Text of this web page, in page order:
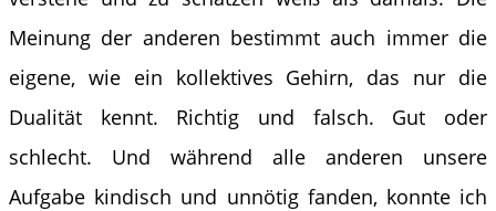
Meinung der anderen bestimmt auch immer die
eigene, wie ein kollektives Gehirn, das nur die
Dualität kennt. Richtig und falsch. Gut oder
schlecht. Und während alle anderen unsere
Aufgabe kindisch und unnötig fanden, konnte ich